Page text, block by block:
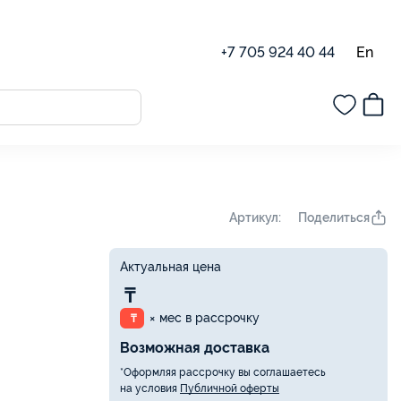
+7 705 924 40 44 En
Артикул: Поделиться
Актуальная цена
₸
₸ × мес в рассрочку
Возможная доставка
*Оформляя рассрочку вы соглашаетесь
на условия Публичной оферты